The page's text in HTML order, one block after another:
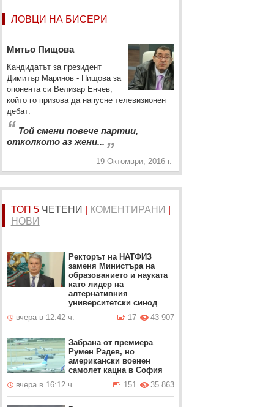
ЛОВЦИ НА БИСЕРИ
Митьо Пищова
Кандидатът за президент
Димитър Маринов - Пищова за
опонента си Велизар Енчев,
който го призова да напусне телевизионен
дебат:
“ Той смени повече партии,
отколкото аз жени... „
19 Октомври, 2016 г.
ТОП 5 ЧЕТЕНИ КОМЕНТИРАНИ
НОВИ
Ректорът на НАТФИЗ
заменя Министъра на
образованието и науката
като лидер на
алтернативния
университетски синод
вчера в 12:42 ч.
43 907
17
Забрана от премиера
Румен Радев, но
американски военен
самолет кацна в София
вчера в 16:12 ч.
35 863
151